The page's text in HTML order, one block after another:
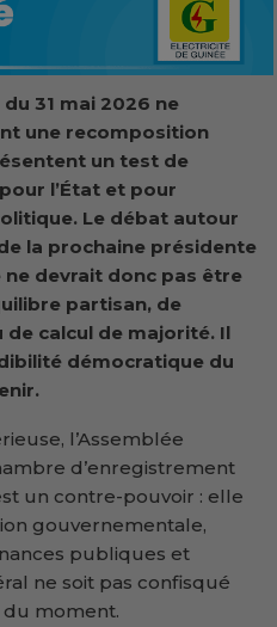
31 mai 2026 ne
une recomposition
un test de
l’État et pour
Le débat autour
la prochaine présidente
ne devrait donc pas être
partisan, de
calcul de majorité. Il
démocratique du
l’Assemblée
d’enregistrement
un contre-pouvoir : elle
gouvernementale,
publiques et
ne soit pas confisqué
moment.